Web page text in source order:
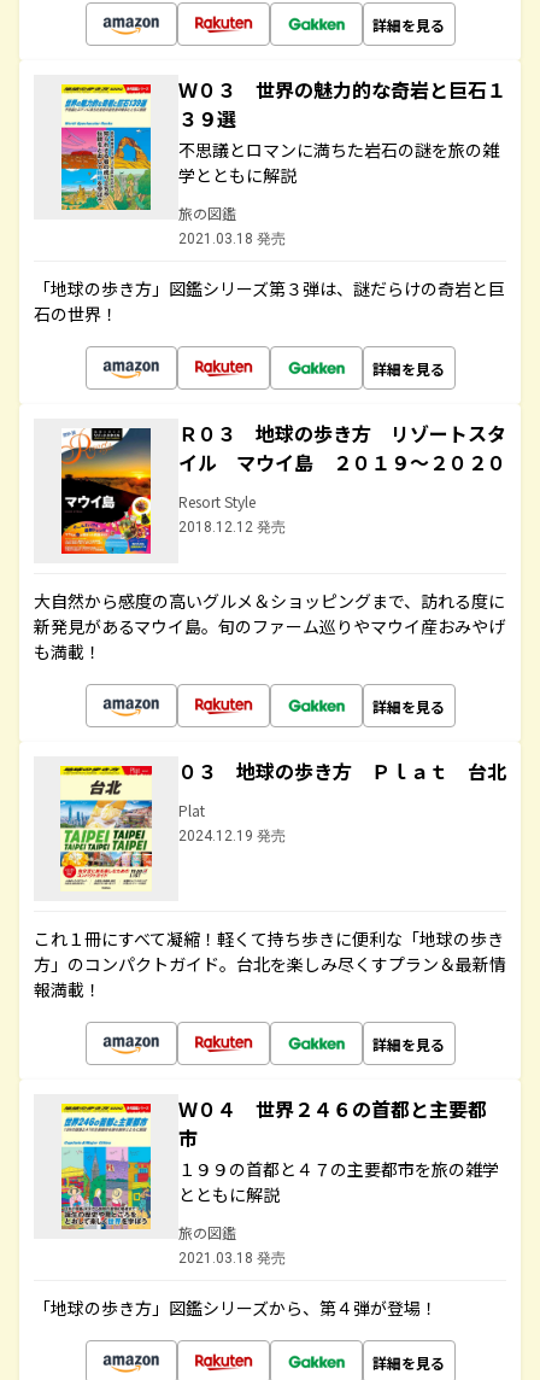
詳細を見る
Ｗ０３ 世界の魅力的な奇岩と巨石１
３９選
不思議とロマンに満ちた岩石の謎を旅の雑
学とともに解説
旅の図鑑
2021.03.18 発売
「地球の歩き方」図鑑シリーズ第３弾は、謎だらけの奇岩と巨
石の世界！
詳細を見る
Ｒ０３ 地球の歩き方 リゾートスタ
イル マウイ島 ２０１９～２０２０
Resort Style
2018.12.12 発売
大自然から感度の高いグルメ＆ショッピングまで、訪れる度に
新発見があるマウイ島。旬のファーム巡りやマウイ産おみやげ
も満載！
詳細を見る
０３ 地球の歩き方 Ｐｌａｔ 台北
Plat
2024.12.19 発売
これ１冊にすべて凝縮！軽くて持ち歩きに便利な「地球の歩き
方」のコンパクトガイド。台北を楽しみ尽くすプラン＆最新情
報満載！
詳細を見る
Ｗ０４ 世界２４６の首都と主要都
市
１９９の首都と４７の主要都市を旅の雑学
とともに解説
旅の図鑑
2021.03.18 発売
「地球の歩き方」図鑑シリーズから、第４弾が登場！
詳細を見る